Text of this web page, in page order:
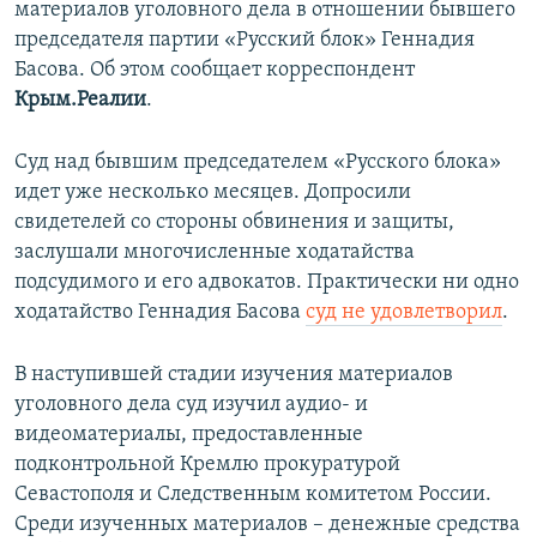
материалов уголовного дела в отношении бывшего
председателя партии «Русский блок» Геннадия
Басова. Об этом сообщает корреспондент
Крым.Реалии.
Суд над бывшим председателем «Русского блока»
идет уже несколько месяцев. Допросили
свидетелей со стороны обвинения и защиты,
заслушали многочисленные ходатайства
подсудимого и его адвокатов. Практически ни одно
ходатайство Геннадия Басова суд не удовлетворил.
В наступившей стадии изучения материалов
уголовного дела суд изучил аудио- и
видеоматериалы, предоставленные
подконтрольной Кремлю прокуратурой
Севастополя и Следственным комитетом России.
Среди изученных материалов – денежные средства